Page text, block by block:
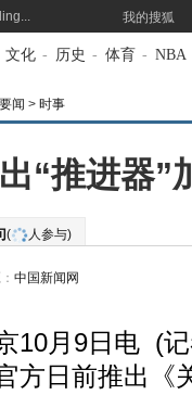
我的搜狐
文化 - 历史 - 体育 - NBA
闻 > 时事
“推进器”
( 人参与)
中国新闻网
月9日电 (记
方日前推出《